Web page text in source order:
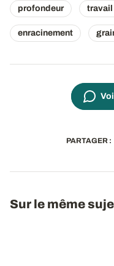
profondeur travail
enracinement
PARTAGER :
Sur le même